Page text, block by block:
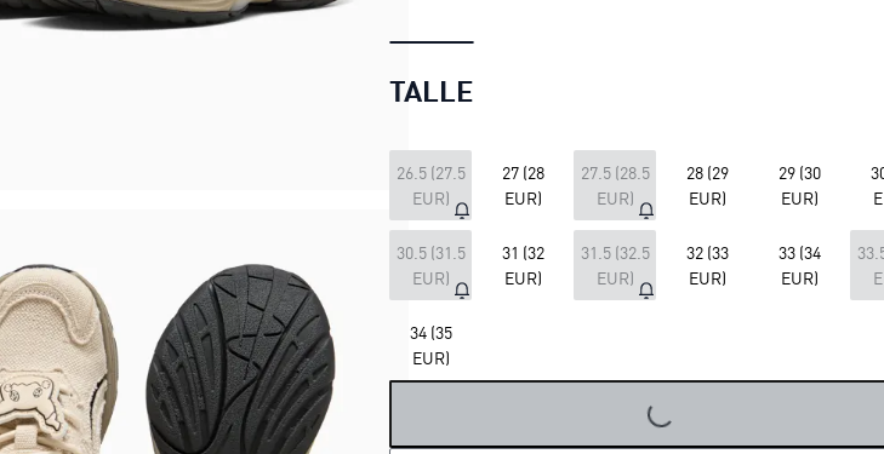
TALLE
26.5 (27.5
EUR)
27 (28
EUR)
27.5 (28.5
EUR)
28 (29
EUR)
29 (30
EUR)
30.5 (31.5
EUR)
31 (32
EUR)
31.5 (32.5
EUR)
32 (33
EUR)
33 (34
EUR)
34 (35
EUR)
LOADING...